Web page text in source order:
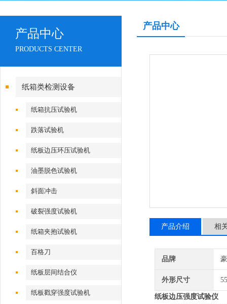
产品中心
PRODUCTS CENTER
纸箱类检测设备
纸箱抗压试验机
跌落试验机
纸板边压环压试验机
油墨脱色试验机
斜面冲击
破裂强度试验机
纸箱夹抱试验机
百格刀
纸板层间结合仪
纸板戳穿强度试验机
产品中心
产品介绍 相
品牌
外形尺寸
纸板边压强度试验仪